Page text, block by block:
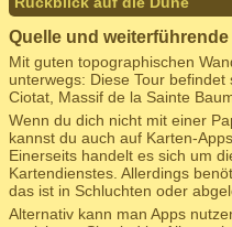
Quelle und weiterführende
Mit guten topographischen
unterwegs: Diese Tour
Ciotat, Massif de la Sainte
Wenn du dich nicht mit einer
kannst du auch auf Karten-
Einerseits handelt es sich um
Kartendienstes. Allerdings
das ist in Schluchten oder
Alternativ kann man Apps